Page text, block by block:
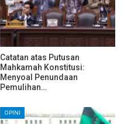
Catatan atas Putusan
Mahkamah Konstitusi:
Menyoal Penundaan
Pemulihan…
OPINI